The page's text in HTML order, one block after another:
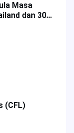
Masa
dan 30%
(CFL)